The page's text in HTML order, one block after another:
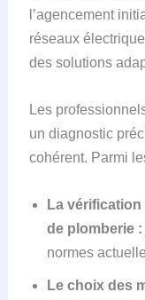
l’agencement
réseaux
des solutions
Les
un diagnostic
cohérent. Parmi
La
de plomberie :
normes
Le choix des